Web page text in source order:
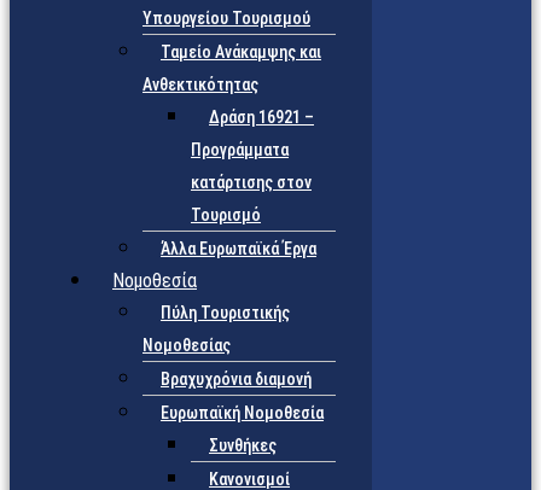
Υπουργείου Τουρισμού
Ταμείο Ανάκαμψης και
Ανθεκτικότητας
Δράση 16921 –
Προγράμματα
κατάρτισης στον
Τουρισμό
Άλλα Ευρωπαϊκά Έργα
Νομοθεσία
Πύλη Τουριστικής
Νομοθεσίας
Βραχυχρόνια διαμονή
Ευρωπαϊκή Νομοθεσία
Συνθήκες
Κανονισμοί